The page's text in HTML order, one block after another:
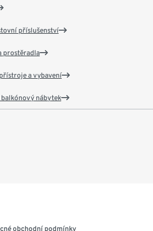
příslušenství
prostěradla
a vybavení
nábytek
obchodní podmínky